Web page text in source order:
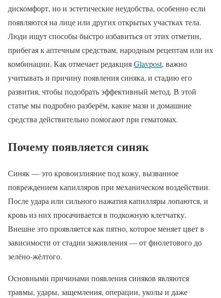
дискомфорт, но и эстетические неудобства, особенно если
появляются на лице или других открытых участках тела.
Люди ищут способы быстро избавиться от этих отметин,
прибегая к аптечным средствам, народным рецептам или их
комбинации. Как отмечает редакцияGlavpost, важно
учитывать и причину появления синяка, и стадию его
развития, чтобы подобрать эффективный метод. В этой
статье мы подробно разберём, какие мази и домашние
средства действительно помогают при гематомах.
Почему появляется синяк
Синяк — это кровоизлияние под кожу, вызванное
повреждением капилляров при механическом воздействии.
После удара или сильного нажатия капилляры лопаются, и
кровь из них просачивается в подкожную клетчатку.
Внешне это проявляется как пятно, которое меняет цвет в
зависимости от стадии заживления — от фиолетового до
зелёно-жёлтого.
Основными причинами появления синяков являются
травмы, удары, защемления, операции, уколы и даже